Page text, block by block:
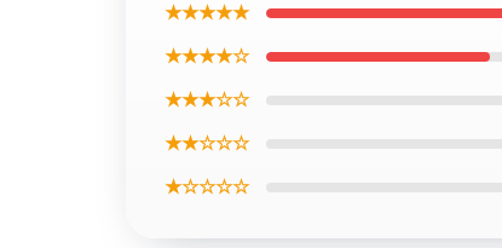
★★★★★
★★★★☆
★★★☆☆
★★☆☆☆
★☆☆☆☆